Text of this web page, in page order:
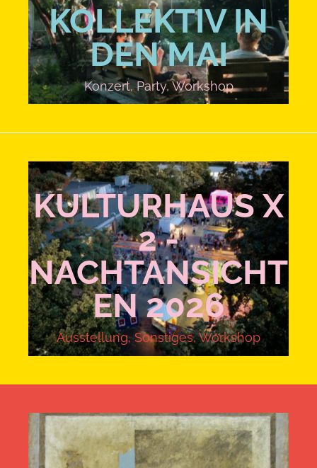
KOLLEKTIV IN
DEN MAI
Konzert,Party,Workshop
KULTURHAUS X
2 -
NACHTANSICHT
EN 2026
Ausstellung,Sonstiges,Workshop